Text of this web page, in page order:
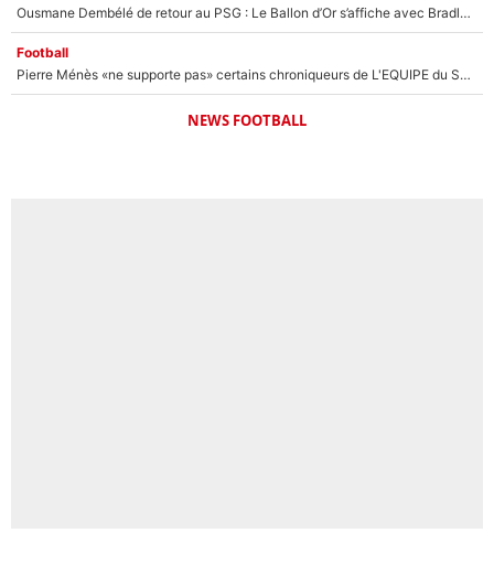
Ousmane Dembélé de retour au PSG : Le Ballon d’Or s’affiche avec Bradley Barcola en plein cœur du feuilleton sur son départ !
Football
Pierre Ménès «ne supporte pas» certains chroniqueurs de L'EQUIPE du Soir : Ils vont tous partir !
NEWS FOOTBALL